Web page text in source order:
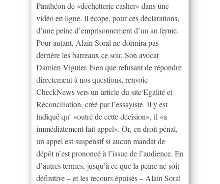
Panthéon de «déchetterie casher» dans une
vidéo en ligne. Il écope, pour ces déclarations,
d’une peine d’emprisonnement d’un an ferme.
Pour autant, Alain Soral ne dormira pas
derrière les barreaux ce soir. Son avocat
Damien Viguier, bien que refusant de répondre
directement à nos questions, renvoie
CheckNews vers un article du site Egalité et
Réconciliation, créé par l’essayiste. Il y est
indiqué qu’ «outré de cette décision», il «a
immédiatement fait appel». Or, en droit pénal,
un appel est suspensif si aucun mandat de
dépôt n’est prononcé à l’issue de l’audience. En
d’autres termes, jusqu’à ce que la peine ne soit
définitive – et les recours épuisés – Alain Soral